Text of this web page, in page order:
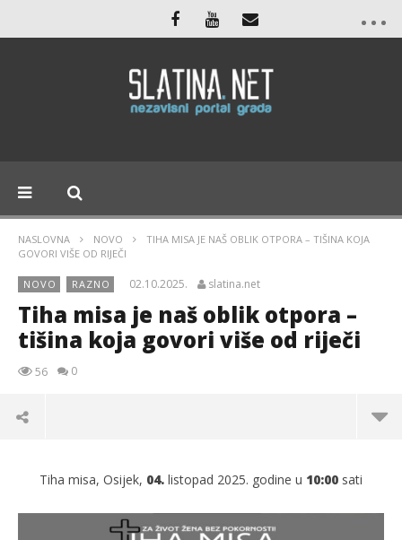
NASLOVNA NOVO
TIHA MISA JE NAŠ OBLIK OTPORA – TIŠINA KOJA
GOVORI VIŠE OD RIJEČI
NOVO RAZNO 02.10.2025. slatina.net
Tiha misa je naš oblik otpora –
tišina koja govori više od riječi
56 0
Tiha misa, Osijek, 04. listopad 2025. godine u 10:00 sati